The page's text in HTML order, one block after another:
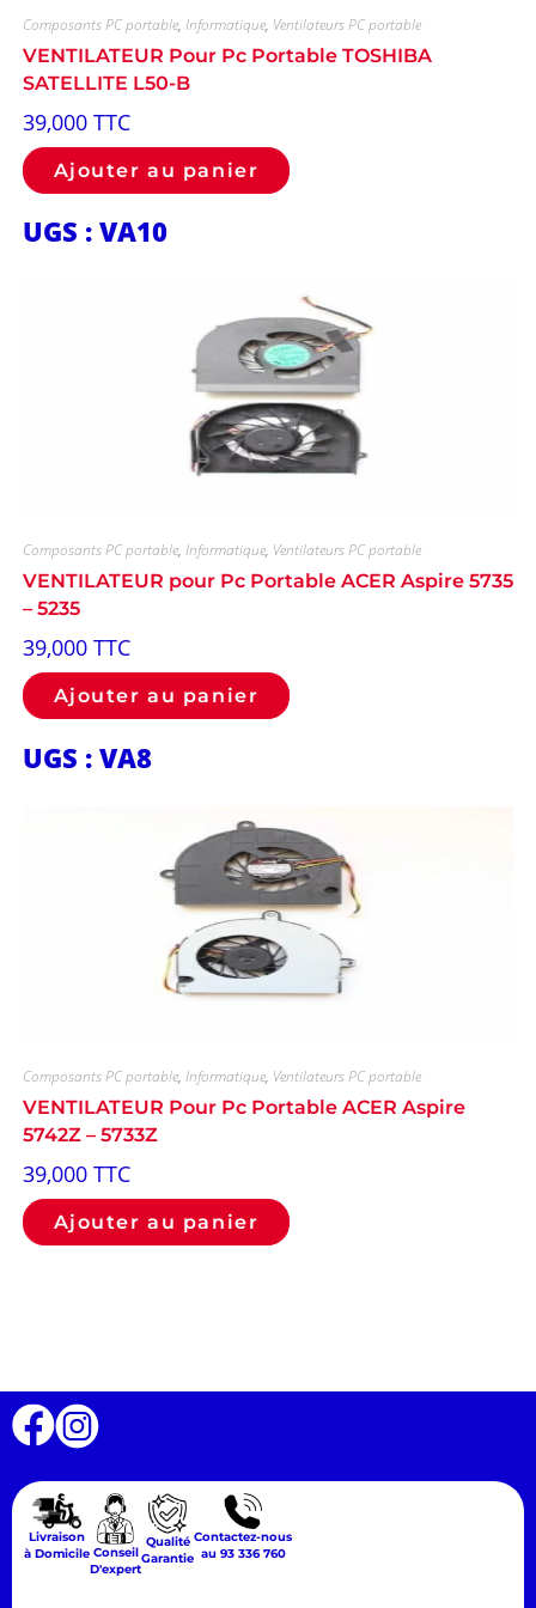
Composants PC portable, Informatique, Ventilateurs PC portable
VENTILATEUR Pour Pc Portable TOSHIBA
SATELLITE L50-B
39,000 TTC
Ajouter au panier
UGS : VA10
Composants PC portable, Informatique, Ventilateurs PC portable
VENTILATEUR pour Pc Portable ACER Aspire 5735
– 5235
39,000 TTC
Ajouter au panier
UGS : VA8
Composants PC portable, Informatique, Ventilateurs PC portable
VENTILATEUR Pour Pc Portable ACER Aspire
5742Z – 5733Z
39,000 TTC
Ajouter au panier
Livraison
à Domicile Conseil
D'expert
Qualité
Garantie
Contactez-nous
au 93 336 760